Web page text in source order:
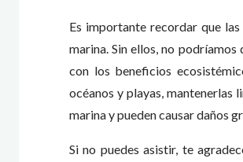
Es importante recordar que
marina. Sin ellos, no
con los beneficios
océanos y playas, mantenerlas
marina y pueden causar daños
Si no puedes asistir, te